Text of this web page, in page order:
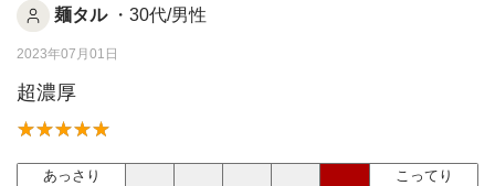
麺タル ・30代/男性
2023年07月01日
超濃厚
あっさり こってり